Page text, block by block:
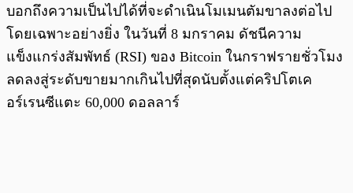
บอกถึงความเป็นไปได้ที่จะดำเนินโมเมนตัมขาลงต่อไป
โดยเฉพาะอย่างยิ่ง ในวันที่ 8 มกราคม ดัชนีความ
แข็งแกร่งสัมพัทธ์ (RSI) ของ Bitcoin ในกราฟรายชั่วโมง
ลดลงสู่ระดับขายมากเกินไปที่สุดนับตั้งแต่คริปโตเค
อร์เรนซีแตะ 60,000 ดอลลาร์